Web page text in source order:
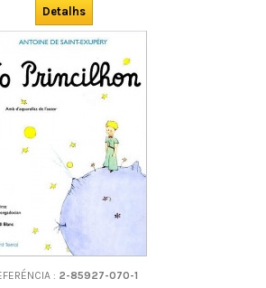
Detalhs
: 2-85927-070-1